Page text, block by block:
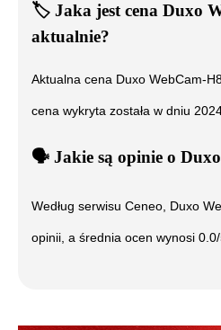
🏷️ Jaka jest cena Duxo
aktualnie?
Aktualna cena Duxo WebCam-
cena wykryta została w dniu
🗣️ ️ Jakie są opinie o
Według serwisu Ceneo, Duxo
opinii, a średnia ocen wynosi 0.0